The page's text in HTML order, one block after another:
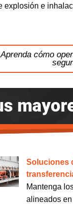
explosión e
Aprenda cómo
Soluciones
Mantenga
alineados